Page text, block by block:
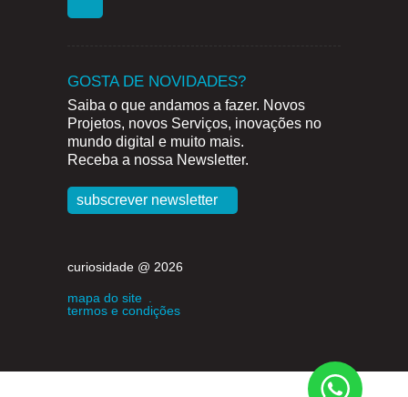
GOSTA DE NOVIDADES?
Saiba o que andamos a fazer. Novos
Projetos, novos Serviços, inovações no
mundo digital e muito mais.
Receba a nossa Newsletter.
subscrever newsletter
curiosidade @ 2026
mapa do site
termos e condições